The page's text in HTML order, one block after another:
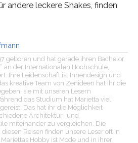
andere leckere Shakes, finden
geboren und hat gerade ihren Bachelor
an der Internationalen Hochschule,
Ihre Leidenschaft ist Innendesign und
kreative Team von Zenideen hat ihr die
sie mit unseren Lesern
das Studium hat Marietta viel
Das hat ihr die Möglichkeit
Architektur- und
miteinander zu vergleichen. Die
Reisen finden unsere Leser oft in
Hobby ist Mode und in ihrer